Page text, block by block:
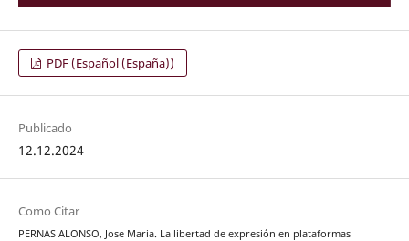
PDF (Español (España))
Publicado
12.12.2024
Como Citar
PERNAS ALONSO, Jose Maria. La libertad de expresión en plataformas